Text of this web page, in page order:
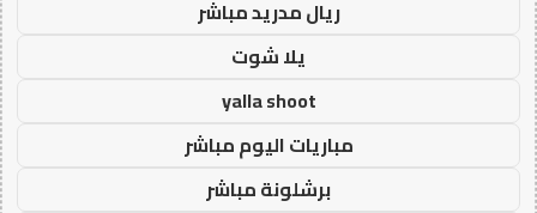
ريال مدريد مباشر
يلا شوت
yalla shoot
مباريات اليوم مباشر
برشلونة مباشر